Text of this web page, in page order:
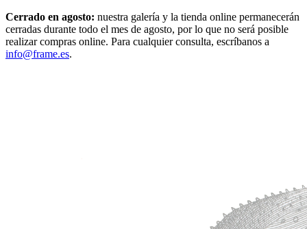
Cerrado en agosto: nuestra galería y la tienda online permanecerán
cerradas durante todo el mes de agosto, por lo que no será posible
realizar compras online. Para cualquier consulta, escríbanos a
info@frame.es.